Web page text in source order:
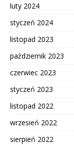
luty 2024
styczeń 2024
listopad 2023
październik 2023
czerwiec 2023
styczeń 2023
listopad 2022
wrzesień 2022
sierpień 2022